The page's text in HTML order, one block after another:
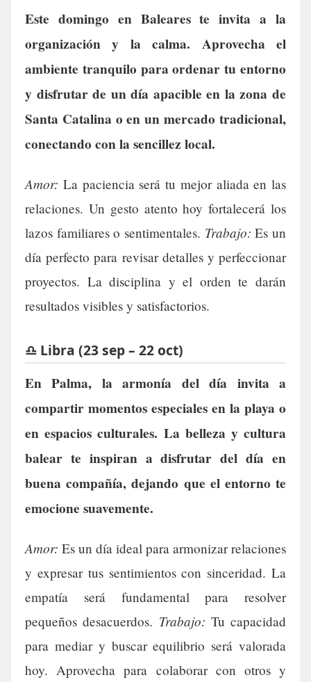
Este domingo en Baleares te invita a la
organización y la calma. Aprovecha el
ambiente tranquilo para ordenar tu entorno
y disfrutar de un día apacible en la zona de
Santa Catalina o en un mercado tradicional,
conectando con la sencillez local.
Amor: La paciencia será tu mejor aliada en las
relaciones. Un gesto atento hoy fortalecerá los
lazos familiares o sentimentales. Trabajo: Es un
día perfecto para revisar detalles y perfeccionar
proyectos. La disciplina y el orden te darán
resultados visibles y satisfactorios.
♎ Libra (23 sep – 22 oct)
En Palma, la armonía del día invita a
compartir momentos especiales en la playa o
en espacios culturales. La belleza y cultura
balear te inspiran a disfrutar del día en
buena compañía, dejando que el entorno te
emocione suavemente.
Amor: Es un día ideal para armonizar relaciones
y expresar tus sentimientos con sinceridad. La
empatía será fundamental para resolver
pequeños desacuerdos. Trabajo: Tu capacidad
para mediar y buscar equilibrio será valorada
hoy. Aprovecha para colaborar con otros y